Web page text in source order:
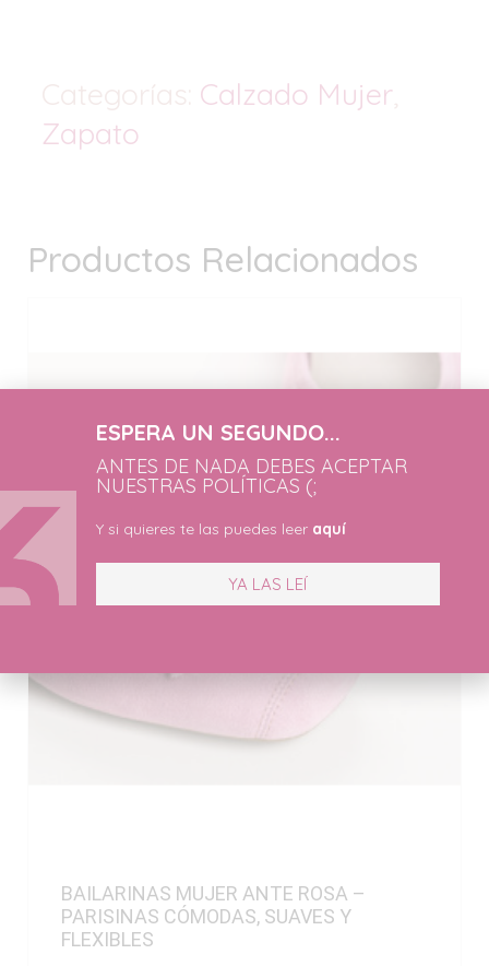
Calzado Mujer
Zapato
Productos Relacionados
BAILARINAS MUJER ANTE ROSA –
PARISINAS CÓMODAS, SUAVES Y
FLEXIBLES
ESPERA UN SEGUNDO...
ANTES DE NADA DEBES ACEPTAR
NUESTRAS POLÍTICAS (;
Y si quieres te las puedes leer aquí
YA LAS LEÍ